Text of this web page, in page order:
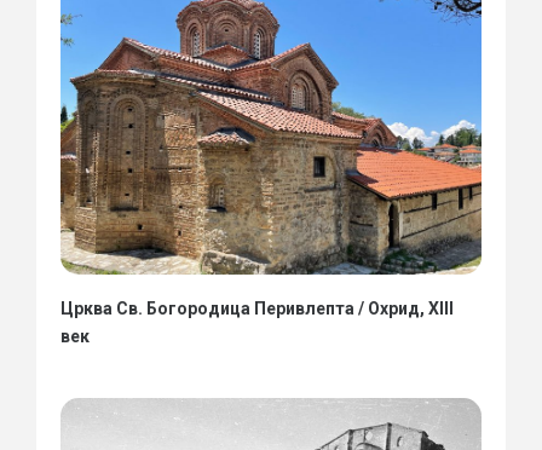
Црква Св. Богородица Перивлепта / Охрид, XIII
век